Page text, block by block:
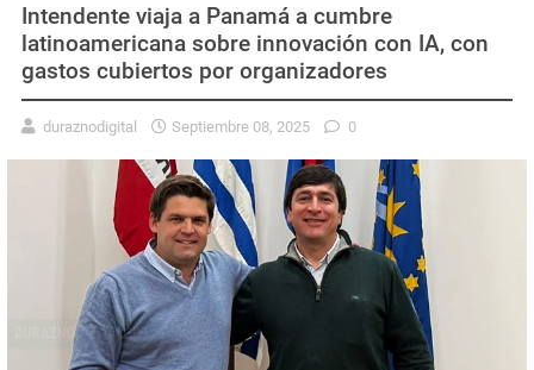
Intendente viaja a Panamá a cumbre
latinoamericana sobre innovación con IA, con
gastos cubiertos por organizadores
duraznodigital Septiembre 08, 2025 0